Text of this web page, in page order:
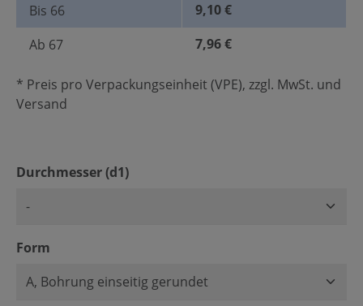
Bis 66
9,10 €
Ab 67 7,96 €
* Preis pro Verpackungseinheit (VPE), zzgl. MwSt. und
Versand
Durchmesser (d1)auswählen
Form